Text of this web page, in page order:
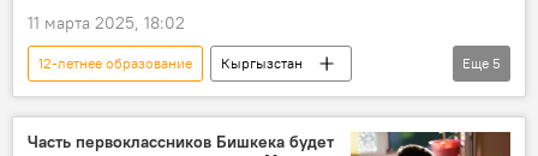
11 марта 2025, 18:02
12-летнее образование
Кыргызстан
Бишкек
первый класс
первоклассники
переход
Еще 5
Часть первоклассников Бишкека будет